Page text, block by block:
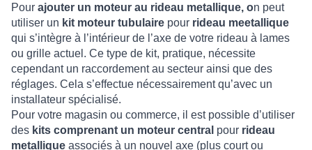
Pour ajouter un moteur au rideau metallique, on peut
utiliser un kit moteur tubulaire pour rideau meetallique
qui s’intègre à l’intérieur de l’axe de votre rideau à lames
ou grille actuel. Ce type de kit, pratique, nécessite
cependant un raccordement au secteur ainsi que des
réglages. Cela s’effectue nécessairement qu’avec un
installateur spécialisé.
Pour votre magasin ou commerce, il est possible d’utiliser
des kits comprenant un moteur central pour rideau
metallique associés à un nouvel axe (plus court ou